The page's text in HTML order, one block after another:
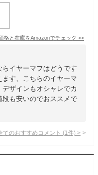
格と在庫をAmazonでチェック >>
イヤーマフはどうです
す、こちらのイヤーマ
ザインもオシャレでカ
も安いのでおススメで
てのおすすめコメント (1 件) >